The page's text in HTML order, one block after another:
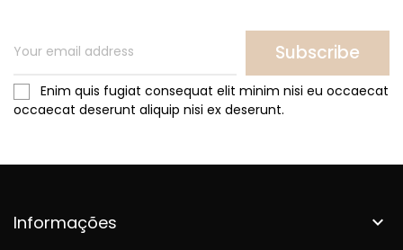
Subscribe
Enim quis fugiat consequat elit minim nisi eu occaecat
occaecat deserunt aliquip nisi ex deserunt.
Informações 